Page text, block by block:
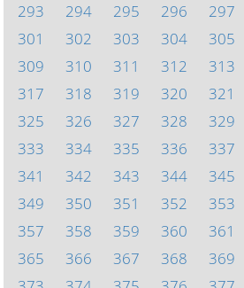
293
294 295 296 297
301
302 303 304 305
309
310 311 312 313
317
318 319 320 321
325
326 327 328 329
333
334 335 336 337
341
342 343 344 345
349
350 351 352 353
357
358 359 360 361
365
366 367 368 369